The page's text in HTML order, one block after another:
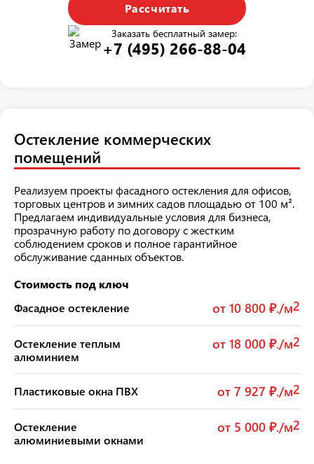
Рассчитать
Заказать бесплатный замер:
+7 (495) 266-88-04
Остекление коммерческих
помещений
Реализуем проекты фасадного остекления для офисов,
торговых центров и зимних садов площадью от 100 м².
Предлагаем индивидуальные условия для бизнеса,
прозрачную работу по договору с жестким
соблюдением сроков и полное гарантийное
обслуживание сданных объектов.
Стоимость под ключ
Фасадное остекление
от 10 800 ₽./м2
Остекление теплым
алюминием
от 18 000 ₽./м2
Пластиковые окна ПВХ от 7 927 ₽./м2
Остекление
алюминиевыми окнами
от 5 000 ₽./м2